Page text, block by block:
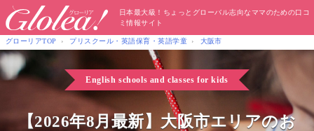
日本最大級！ちょっとグローバル志向なママのための口コ
ミ情報サイト
グローリアTOP プリスクール・英語保育・英語学童 大阪市
English schools and classes for kids
【2026年8月最新】大阪市エリアのお